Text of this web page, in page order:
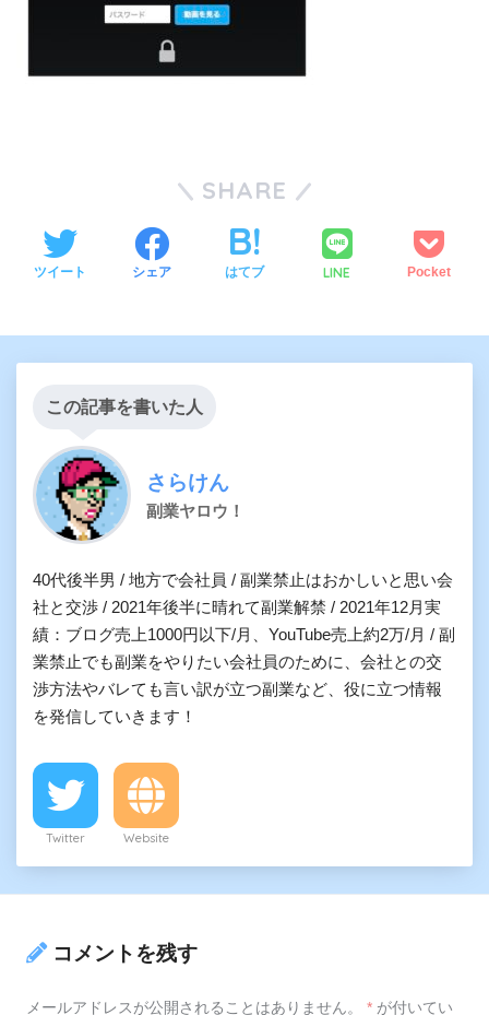
SHARE
ツイート シェア はてブ LINE Pocket
この記事を書いた人
さらけん
副業ヤロウ！
40代後半男 / 地方で会社員 / 副業禁止はおかしいと思い会
社と交渉 / 2021年後半に晴れて副業解禁 / 2021年12月実
績：ブログ売上1000円以下/月、YouTube売上約2万/月 / 副
業禁止でも副業をやりたい会社員のために、会社との交
渉方法やバレても言い訳が立つ副業など、役に立つ情報
を発信していきます！
Twitter Website
コメントを残す
メールアドレスが公開されることはありません。 * が付いてい